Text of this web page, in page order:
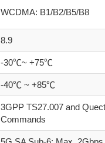
WCDMA: B1/B2/B5/B8
8.9
-30℃~ +75℃
-40℃ ~ +85℃
3GPP TS27.007 and
Commands